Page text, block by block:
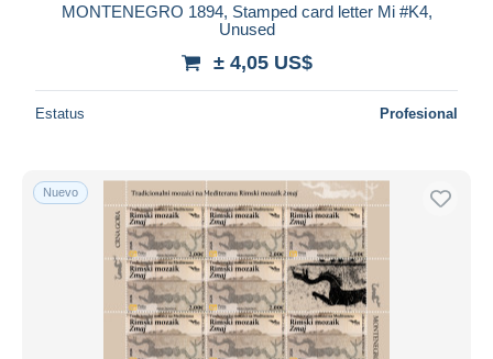
MONTENEGRO 1894, Stamped card letter Mi #K4,
Unused
± 4,05 US$
Estatus Profesional
Nuevo